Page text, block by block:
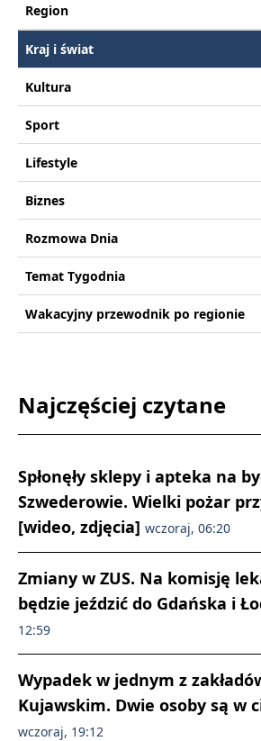
Region
Kraj i świat
Kultura
Sport
Lifestyle
Biznes
Rozmowa Dnia
Temat Tygodnia
Wakacyjny przewodnik po regionie
Najczęściej czytane
Spłonęły sklepy i apteka na
Szwederowie. Wielki pożar
[wideo, zdjęcia] wczoraj, 06:20
Zmiany w ZUS. Na komisję
będzie jeździć do Gdańska i
12:59
Wypadek w jednym z
Kujawskim. Dwie osoby są w
wczoraj, 19:12